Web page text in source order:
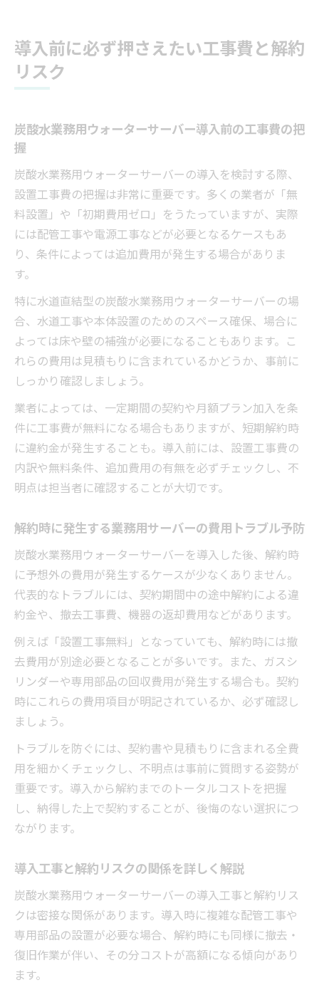
導入前に必ず押さえたい工事費と解約
リスク
炭酸水業務用ウォーターサーバー導入前の工事費の把
握
炭酸水業務用ウォーターサーバーの導入を検討する際、
設置工事費の把握は非常に重要です。多くの業者が「無
料設置」や「初期費用ゼロ」をうたっていますが、実際
には配管工事や電源工事などが必要となるケースもあ
り、条件によっては追加費用が発生する場合がありま
す。
特に水道直結型の炭酸水業務用ウォーターサーバーの場
合、水道工事や本体設置のためのスペース確保、場合に
よっては床や壁の補強が必要になることもあります。こ
れらの費用は見積もりに含まれているかどうか、事前に
しっかり確認しましょう。
業者によっては、一定期間の契約や月額プラン加入を条
件に工事費が無料になる場合もありますが、短期解約時
に違約金が発生することも。導入前には、設置工事費の
内訳や無料条件、追加費用の有無を必ずチェックし、不
明点は担当者に確認することが大切です。
解約時に発生する業務用サーバーの費用トラブル予防
炭酸水業務用ウォーターサーバーを導入した後、解約時
に予想外の費用が発生するケースが少なくありません。
代表的なトラブルには、契約期間中の途中解約による違
約金や、撤去工事費、機器の返却費用などがあります。
例えば「設置工事無料」となっていても、解約時には撤
去費用が別途必要となることが多いです。また、ガスシ
リンダーや専用部品の回収費用が発生する場合も。契約
時にこれらの費用項目が明記されているか、必ず確認し
ましょう。
トラブルを防ぐには、契約書や見積もりに含まれる全費
用を細かくチェックし、不明点は事前に質問する姿勢が
重要です。導入から解約までのトータルコストを把握
し、納得した上で契約することが、後悔のない選択につ
ながります。
導入工事と解約リスクの関係を詳しく解説
炭酸水業務用ウォーターサーバーの導入工事と解約リス
クは密接な関係があります。導入時に複雑な配管工事や
専用部品の設置が必要な場合、解約時にも同様に撤去・
復旧作業が伴い、その分コストが高額になる傾向があり
ます。